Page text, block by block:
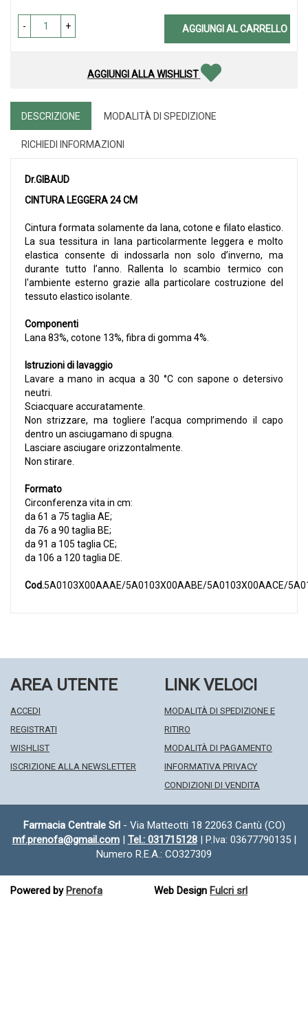
- + AGGIUNGI AL CARRELLO
AGGIUNGI ALLA WISHLIST
DESCRIZIONE MODALITÀ DI SPEDIZIONE
RICHIEDI INFORMAZIONI
Dr.GIBAUD
CINTURA LEGGERA 24 CM
Cintura formata solamente da lana, cotone e filato elastico.
La sua tessitura in lana particolarmente leggera e molto
elastica consente di indossarla non solo d’inverno, ma
durante tutto l’anno. Rallenta lo scambio termico con
l'ambiente esterno grazie alla particolare costruzione del
tessuto elastico isolante.
Componenti
Lana 83%, cotone 13%, fibra di gomma 4%.
Istruzioni di lavaggio
Lavare a mano in acqua a 30 °C con sapone o detersivo
neutri.
Sciacquare accuratamente.
Non strizzare, ma togliere l’acqua comprimendo il capo
dentro un asciugamano di spugna.
Lasciare asciugare orizzontalmente.
Non stirare.
Formato
Circonferenza vita in cm:
da 61 a 75 taglia AE;
da 76 a 90 taglia BE;
da 91 a 105 taglia CE;
da 106 a 120 taglia DE.
Cod.5A0103X00AAAE/5A0103X00AABE/5A0103X00AACE/
AREA UTENTE
ACCEDI
REGISTRATI
WISHLIST
ISCRIZIONE ALLA NEWSLETTER
LINK VELOCI
MODALITÀ DI SPEDIZIONE E
RITIRO
MODALITÀ DI PAGAMENTO
INFORMATIVA PRIVACY
CONDIZIONI DI VENDITA
Farmacia Centrale Srl - Via Matteotti 18 22063 Cantù (CO)
mf.prenofa@gmail.com| Tel.: 031715128| P.Iva: 03677790135 |
Numero R.E.A.: CO327309
Powered by Prenofa Web Design Fulcri srl